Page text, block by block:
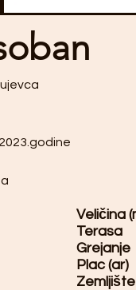
Veličina
Terasa
Grejanje
Plac (ar)
Zemljište